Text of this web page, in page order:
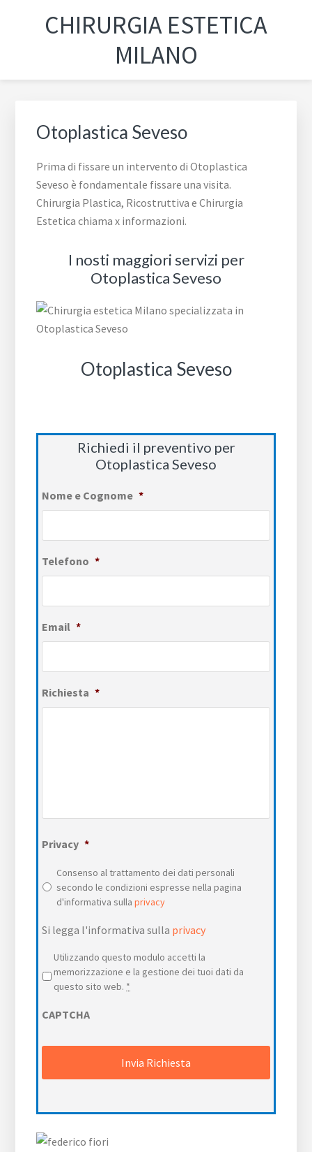
pagina
CHIRURGIA ESTETICA
MILANO
Otoplastica Seveso
Prima di fissare un intervento di Otoplastica
Seveso è fondamentale fissare una visita.
Chirurgia Plastica, Ricostruttiva e Chirurgia
Estetica chiama x informazioni.
I nosti maggiori servizi per
Otoplastica Seveso
Otoplastica Seveso
Richiedi il preventivo per
Otoplastica Seveso
Nome e Cognome *
Telefono *
Email *
Richiesta *
Privacy *
Consenso al trattamento dei dati personali
secondo le condizioni espresse nella pagina
d'informativa sullaprivacy
Si legga l'informativa sulla privacy
Privacy *
Utilizzando questo modulo accetti la
memorizzazione e la gestione dei tuoi dati da
questo sito web. *
CAPTCHA